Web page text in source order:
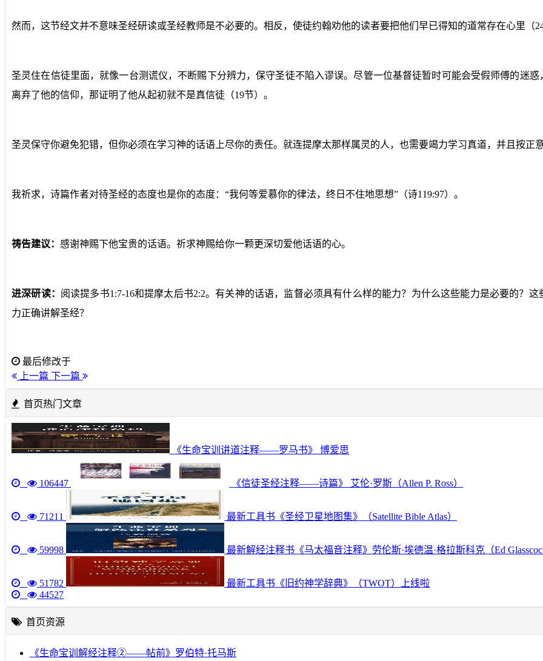
然而，这节经文并不意味圣经研读或圣经教师是不必要的。相反，使徒约翰劝他的读者要把他们早已得知的道常存在心里（
圣灵住在信徒里面，就像一台测谎仪，不断赐下分辨力，保守圣徒不陷入谬误。尽管一位基督徒暂时可能会受假师傅的迷
离弃了他的信仰，那证明了他从起初就不是真信徒（19节）。
圣灵保守你避免犯错，但你必须在学习神的话语上尽你的责任。就连提摩太那样属灵的人，也需要竭力学习真道，并且按正
我祈求，诗篇作者对待圣经的态度也是你的态度：“我何等爱慕你的律法，终日不住地思想”（诗119:97）。
祷告建议： 感谢神赐下他宝贵的话语。祈求神赐给你一颗更深切爱他话语的心。
进深研读： 阅读提多书1:7-16和提摩太后书2:2。有关神的话语，监督必须具有什么样的能力？为什么这些能力是必要的？
力正确讲解圣经？
最后修改于
上一篇 下一篇
首页热门文章
《生命宝训讲道注释——罗马书》 博爱思
106447 《信徒圣经注释——诗篇》 艾伦·罗斯（Allen P. Ross）
71211 最新工具书《圣经卫星地图集》（Satellite Bible Atlas）
59998 最新解经注释书《马太福音注释》劳伦斯·埃德温·格拉斯科克（Ed
51782
最新工具书《旧约神学辞典》（TWOT）上线啦
44527
首页资源
《生命宝训解经注释②——帖前》罗伯特·托马斯